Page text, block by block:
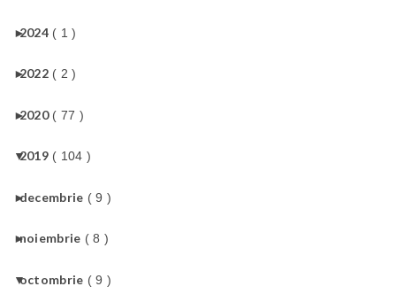
►
2024 ( 1 )
►
2022 ( 2 )
►
2020 ( 77 )
▼
2019 ( 104 )
►
decembrie ( 9 )
►
noiembrie ( 8 )
▼
octombrie ( 9 )